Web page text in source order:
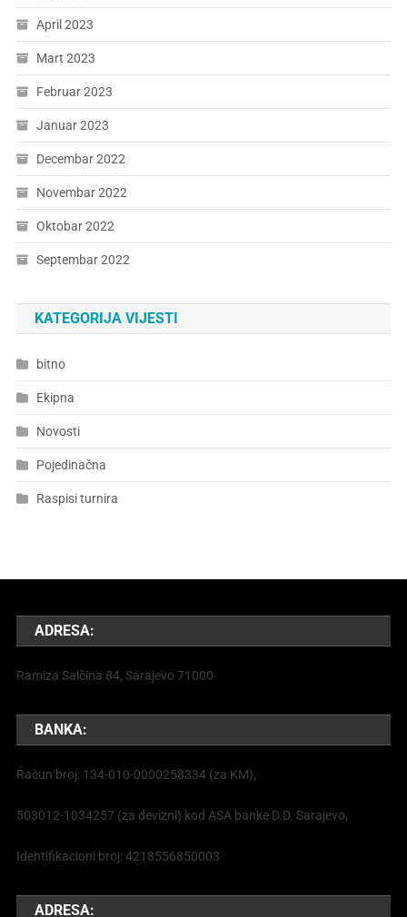
April 2023
Mart 2023
Februar 2023
Januar 2023
Decembar 2022
Novembar 2022
Oktobar 2022
Septembar 2022
KATEGORIJA VIJESTI
bitno
Ekipna
Novosti
Pojedinačna
Raspisi turnira
ADRESA:
Ramiza Salčina 84, Sarajevo 71000
BANKA:
Račun broj: 134-010-0000258334 (za KM),
503012-1034257 (za devizni) kod ASA banke D.D. Sarajevo,
Identifikacioni broj: 4218556850003
ADRESA: